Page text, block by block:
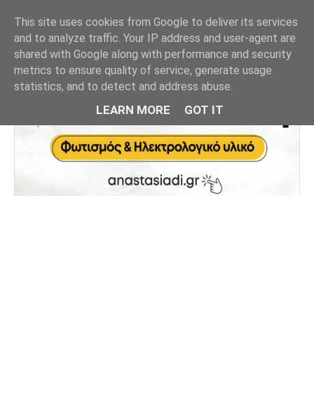
This site uses cookies from Google to deliver its services
and to analyze traffic. Your IP address and user-agent are
shared with Google along with performance and security
metrics to ensure quality of service, generate usage
statistics, and to detect and address abuse.
LEARN MORE GOT IT